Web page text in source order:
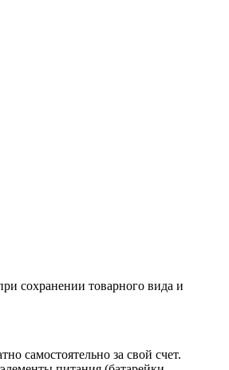
сохранении товарного вида и
самостоятельно за свой счет.